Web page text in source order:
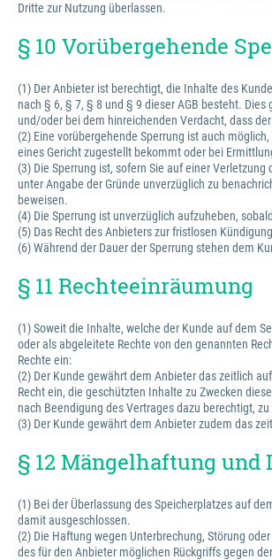
Dritte zur Nutzung überlassen.
§ 10 Vorübergehende
(1) Der Anbieter ist berechtigt, die Inhalte des
nach § 6, § 7, § 8 und § 9 dieser AGB besteht.
und/oder bei dem hinreichenden Verdacht, dass
(2) Eine vorübergehende Sperrung ist auch
eines Gericht zugestellt bekommt oder bei
(3) Die Sperrung ist, sofern Sie auf einer
unter Angabe der Gründe unverzüglich zu
beweisen.
(4) Die Sperrung ist unverzüglich aufzuheben,
(5) Das Recht des Anbieters zur fristlosen
(6) Während der Dauer der Sperrung stehen dem
§ 11 Rechteeinräumung
(1) Soweit die Inhalte, welche der Kunde auf dem
oder als abgeleitete Rechte von den genannten
Rechte ein:
(2) Der Kunde gewährt dem Anbieter das zeitlich
Recht ein, die geschützten Inhalte zu Zwecken
nach Beendigung des Vertrages dazu berechtigt,
(3) Der Kunde gewährt dem Anbieter zudem das
§ 12 Mängelhaftung
(1) Bei der Überlassung des Speicherplatzes auf
damit ausgeschlossen.
(2) Die Haftung wegen Unterbrechung, Störung
des für den Anbieter möglichen Rückgriffs gegen